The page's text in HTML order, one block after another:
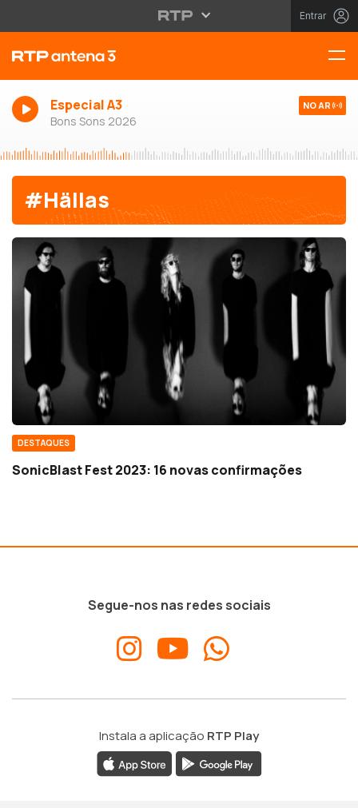
Entrar
Especial A3
Bons Sons 2026
NO AR
#Hällas
DESTAQUES
SonicBlast Fest 2023: 16 novas confirmações
Segue-nos nas redes sociais
Instala a aplicação RTP Play